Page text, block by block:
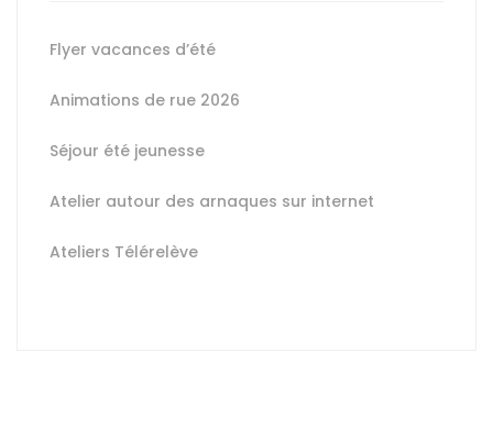
Flyer vacances d’été
Animations de rue 2026
Séjour été jeunesse
Atelier autour des arnaques sur internet
Ateliers Télérelève